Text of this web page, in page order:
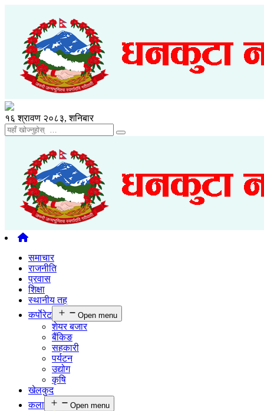
१६ श्रावण २०८३, शनिबार
समाचार
राजनीति
प्रवास
शिक्षा
स्थानीय तह
कर्पाेरेट
Open menu
शेयर बजार
बैंकिङ
सहकारी
पर्यटन
उद्योग
कृषि
खेलकुद
कला
Open menu